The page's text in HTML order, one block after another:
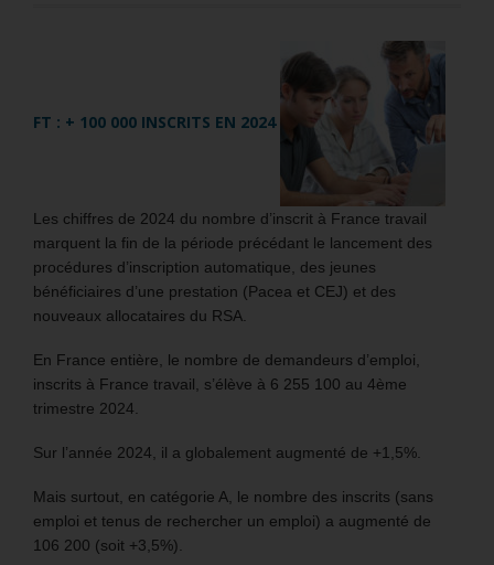
FT : + 100 000 INSCRITS EN 2024
Les chiffres de 2024 du nombre d’inscrit à France travail
marquent la fin de la période précédant le lancement des
procédures d’inscription automatique, des jeunes
bénéficiaires d’une prestation (Pacea et CEJ) et des
nouveaux allocataires du RSA.
En France entière, le nombre de demandeurs d’emploi,
inscrits à France travail, s’élève à 6 255 100 au 4ème
trimestre 2024.
Sur l’année 2024, il a globalement augmenté de +1,5%.
Mais surtout, en catégorie A, le nombre des inscrits (sans
emploi et tenus de rechercher un emploi) a augmenté de
106 200 (soit +3,5%).